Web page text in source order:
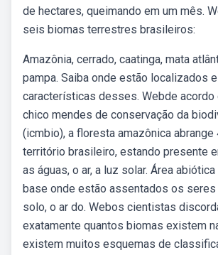
de hectares, queimando em um mês.
seis biomas terrestres brasileiros:
Amazônia, cerrado, caatinga, mata
pampa. Saiba onde estão localizados
características desses. Webde
chico mendes de conservação da
(icmbio), a floresta amazônica abrange
território brasileiro, estando presente
as águas, o ar, a luz solar. Área
base onde estão assentados os seres
solo, o ar do. Webos cientistas
exatamente quantos biomas existem
existem muitos esquemas de